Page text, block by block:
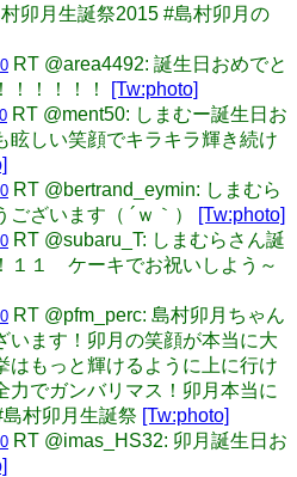
卯月生誕祭2015 #島村卯月の
RT @area4492: 誕生日おめでと
！！！！！
[Tw:photo]
RT @ment50: しまむー誕生日お
眩しい笑顔でキラキラ輝き続け
RT @bertrand_eymin: しまむら
ざいます（ ´ｗ｀）
[Tw:photo]
RT @subaru_T: しまむらさん誕
１１ ケーキでお祝いしよう～
RT @pfm_perc: 島村卯月ちゃん
います！卯月の笑顔が本当に大
はもっと輝けるように上に行け
力でガンバリマス！卯月本当に
村卯月生誕祭 [Tw:photo]
RT @imas_HS32: 卯月誕生日お